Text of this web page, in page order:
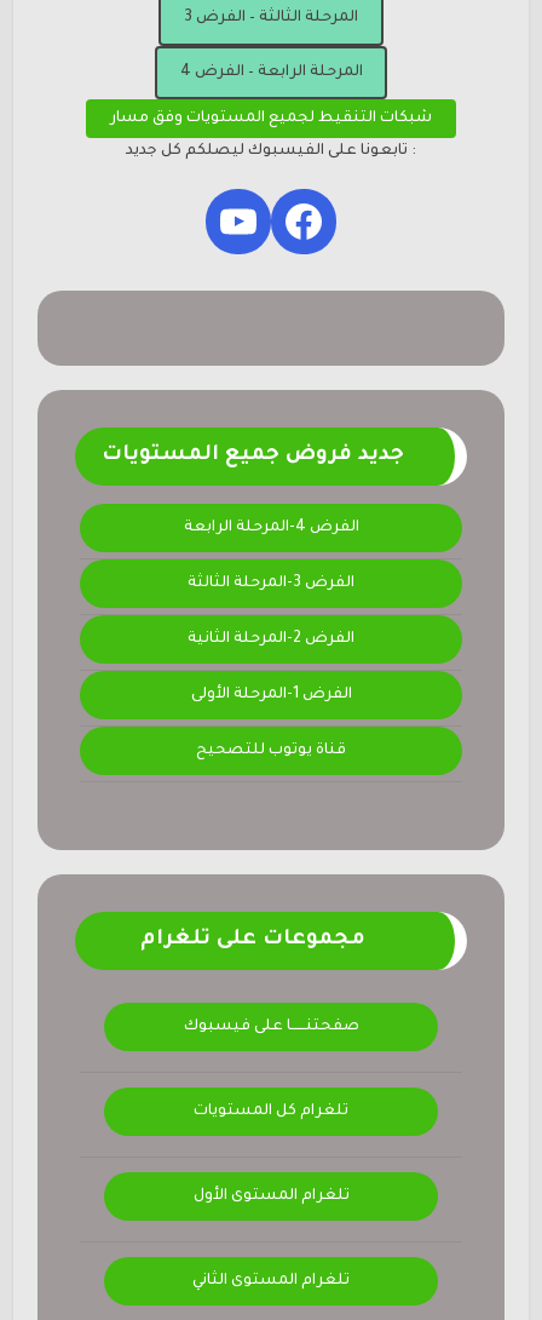
المرحلة الثالثة – الفرض 3
المرحلة الرابعة – الفرض 4
شبكات التنقيط لجميع المستويات وفق مسار
: تابعونا على الفيسبوك ليصلكم كل جديد
Facebook
YouTube
جديد فروض جميع المستويات
الفرض 4-المرحلة الرابعة
الفرض 3-المرحلة الثالثة
الفرض 2-المرحلة الثانية
الفرض 1-المرحلة الأولى
قناة يوتوب للتصحيح
مجموعات على تلغرام
صفحتنــــــا على فيسبوك
تلغرام كل المستويات
تلغرام المستوى الأول
تلغرام المستوى الثاني